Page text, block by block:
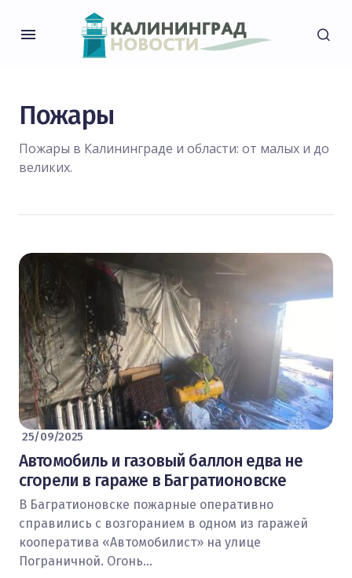
Пожары
Пожары в Калининграде и области: от малых и до
великих.
25/09/2025
Автомобиль и газовый баллон едва не
сгорели в гараже в Багратионовске
В Багратионовске пожарные оперативно
справились с возгоранием в одном из гаражей
кооператива «Автомобилист» на улице
Пограничной. Огонь…